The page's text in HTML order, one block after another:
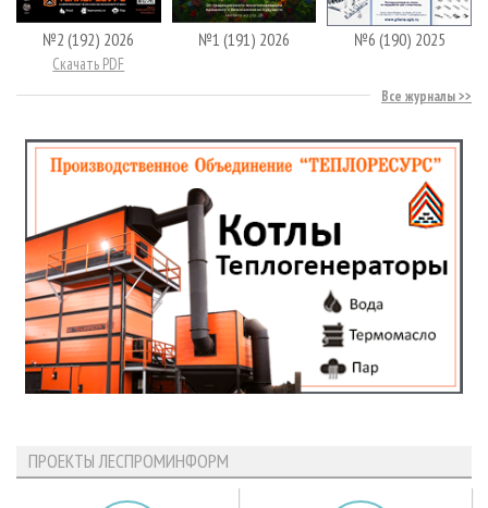
№2 (192) 2026
Скачать PDF
№1 (191) 2026 №6 (190) 2025
Все журналы
ПРОЕКТЫ ЛЕСПРОМИНФОРМ